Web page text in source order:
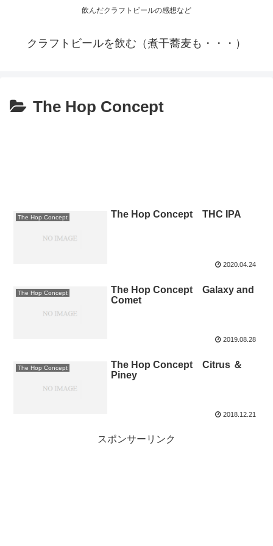
飲んだクラフトビールの感想など
クラフトビールを飲む（煮干蕎麦も・・・）
The Hop Concept
The Hop Concept The Hop Concept THC IPA
2020.04.24
The Hop Concept
The Hop Concept Galaxy and
Comet
2019.08.28
The Hop Concept
The Hop Concept Citrus ＆
Piney
2018.12.21
スポンサーリンク